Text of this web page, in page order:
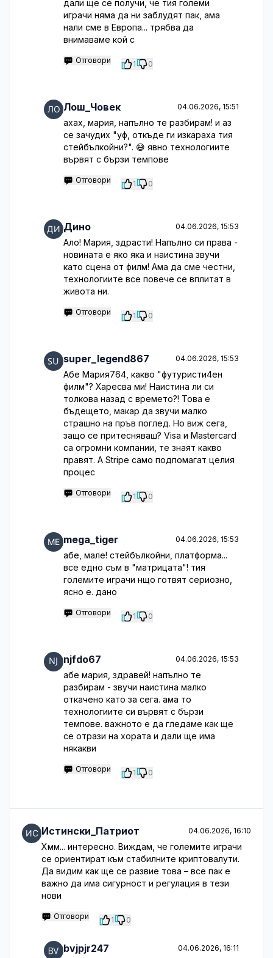
дали ще се получи, че тия големи
играчи няма да ни заблудят пак, ама
нали сме в Европа... трябва да
внимаваме кой с
Отговори 1 0
Лош_Човек 04.06.2026, 15:51
ахах, мария, напълно те разбирам! и аз
се зачудих "уф, откъде ги изкараха тия
стейбълкойни?". 😅 явно технологиите
вървят с бързи темпове
Отговори 1 0
Дино 04.06.2026, 15:53
Ало! Мария, здрасти! Напълно си права -
новината е яко яка и наистина звучи
като сцена от филм! Ама да сме честни,
технологиите все повече се вплитат в
живота ни.
Отговори 1 0
super_legend867 04.06.2026, 15:53
Абе Мария764, какво "футуристи4ен
филм"? Харесва ми! Наистина ли си
толкова назад с времето?! Това е
бъдещето, макар да звучи малко
страшно на пръв поглед. Но виж сега,
защо се притесняваш? Visa и Mastercard
са огромни компании, те знаят какво
правят. А Stripe само подпомагат целия
процес
Отговори 1 0
mega_tiger 04.06.2026, 15:53
абе, мале! стейбълкойни, платформа...
все едно съм в "матрицата"! тия
големите играчи нщо готвят сериозно,
ясно е. дано
Отговори 1 0
njfdo67 04.06.2026, 15:53
абе мария, здравей! напълно те
разбирам - звучи наистина малко
откачено като за сега. ама то
технологиите си вървят с бързи
темпове. важното е да гледаме как ще
се отрази на хората и дали ще има
някакви
Отговори 1 0
Истински_Патриот 04.06.2026, 16:10
Хмм... интересно. Виждам, че големите играчи
се ориентират към стабилните криптовалути.
Да видим как ще се развие това – все пак е
важно да има сигурност и регулация в тези
нови
Отговори 1 0
bvjpjr247 04.06.2026, 16:11